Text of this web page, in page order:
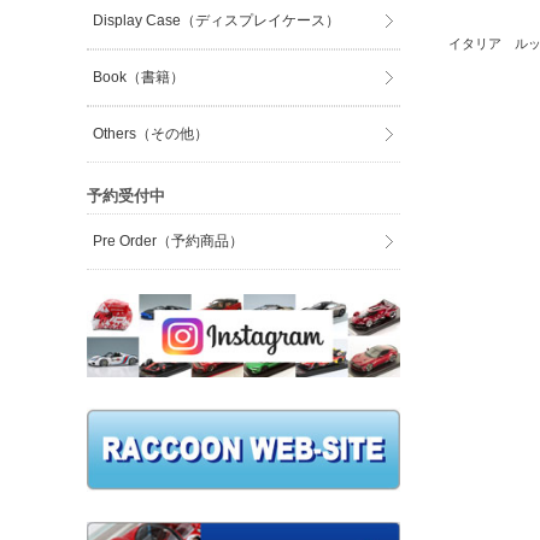
イタリア ルッ
Display Case（ディスプレイケース）
Book（書籍）
Others（その他）
予約受付中
Pre Order（予約商品）